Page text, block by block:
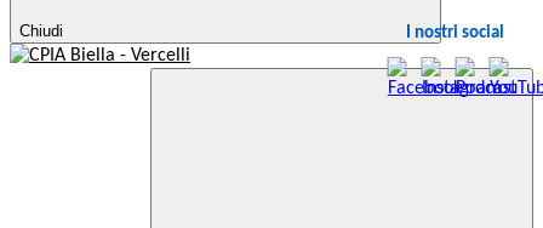
Chiudi I nostri social